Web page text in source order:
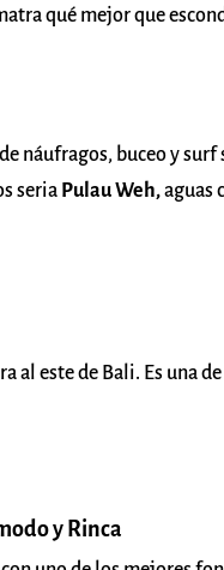
qué mejor que
náufragos, buceo y
seria Pulau Weh,aguas
al este de Bali. Es una
y Rinca